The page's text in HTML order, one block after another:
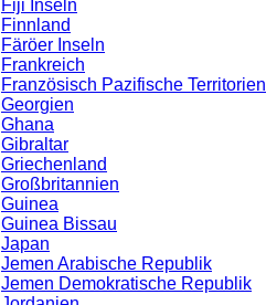
Fiji Inseln
Finnland
Färöer Inseln
Frankreich
Französisch Pazifische Territorien
Georgien
Ghana
Gibraltar
Griechenland
Großbritannien
Guinea
Guinea Bissau
Japan
Jemen Arabische Republik
Jemen Demokratische Republik